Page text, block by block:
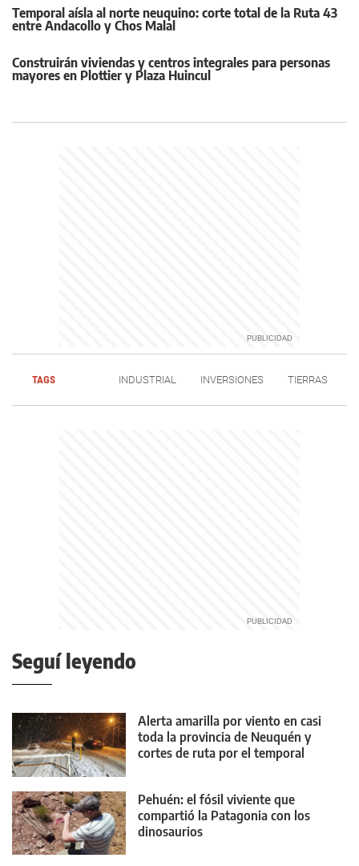
Temporal aísla al norte neuquino: corte total de la Ruta 43
entre Andacollo y Chos Malal
Construirán viviendas y centros integrales para personas
mayores en Plottier y Plaza Huincul
TAGS INDUSTRIAL INVERSIONES TIERRAS
Seguí leyendo
Alerta amarilla por viento en casi
toda la provincia de Neuquén y
cortes de ruta por el temporal
Pehuén: el fósil viviente que
compartió la Patagonia con los
dinosaurios